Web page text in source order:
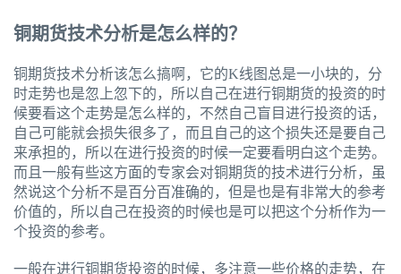
铜期货技术分析是怎么样的？
铜期货技术分析该怎么搞啊，它的K线图总是一小块的，分
时走势也是忽上忽下的，所以自己在进行铜期货的投资的时
候要看这个走势是怎么样的，不然自己盲目进行投资的话，
自己可能就会损失很多了，而且自己的这个损失还是要自己
来承担的，所以在进行投资的时候一定要看明白这个走势。
而且一般有些这方面的专家会对铜期货的技术进行分析，虽
然说这个分析不是百分百准确的，但是也是有非常大的参考
价值的，所以自己在投资的时候也是可以把这个分析作为一
个投资的参考。
一般在进行铜期货投资的时候，多注意一些价格的走势，在